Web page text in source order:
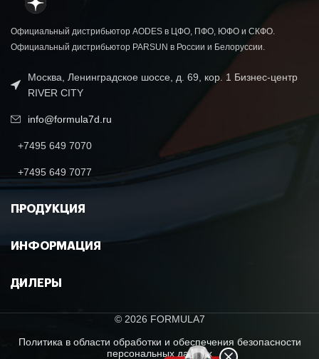
Официальный дистрибьютор AODES в ЦФО, ПФО, ЮФО и СКФО.
Официальный дистрибьютор PARSUN в России и Белоруссии.
Москва, Ленинградское шоссе, д. 69, кор. 1 Бизнес-центр
RIVER CITY
info@formula7d.ru
+7495 649 7070
+7495 649 7077
ПРОДУКЦИЯ
ИНФОРМАЦИЯ
ДИЛЕРЫ
© 2026 FORMULA7
Политика в области обработки и обеспечения безопасности
персональных данных